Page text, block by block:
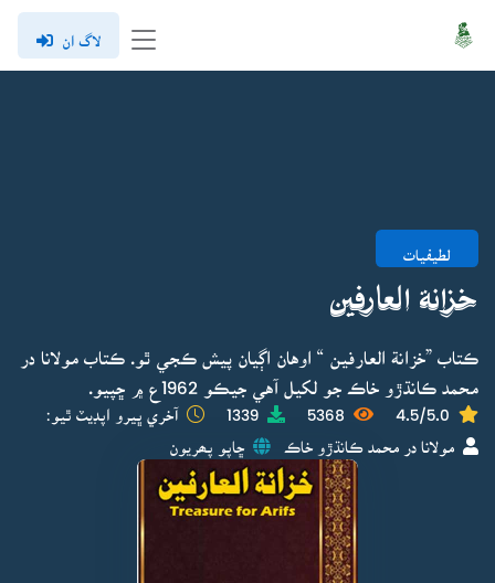
لاگ ان
لطيفيات
خزانة العارفين
ڪتاب ”خزانة العارفين “ اوهان اڳيان پيش ڪجي ٿو. ڪتاب مولانا در
محمد ڪانڌڙو خاڪ جو لکيل آهي جيڪو 1962ع ۾ ڇپيو.
4.5/5.0
5368
1339 آخري ڀيرو اپڊيٽ ٿيو:
مولانا در محمد ڪانڌڙو خاڪ ڇاپو پھريون